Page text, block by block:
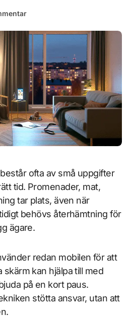
tid. Promenader, mat,
tar plats, även när
behövs återhämtning för
ägare.
redan mobilen för att
skärm kan hjälpa till med
på en kort paus.
stötta ansvar, utan att